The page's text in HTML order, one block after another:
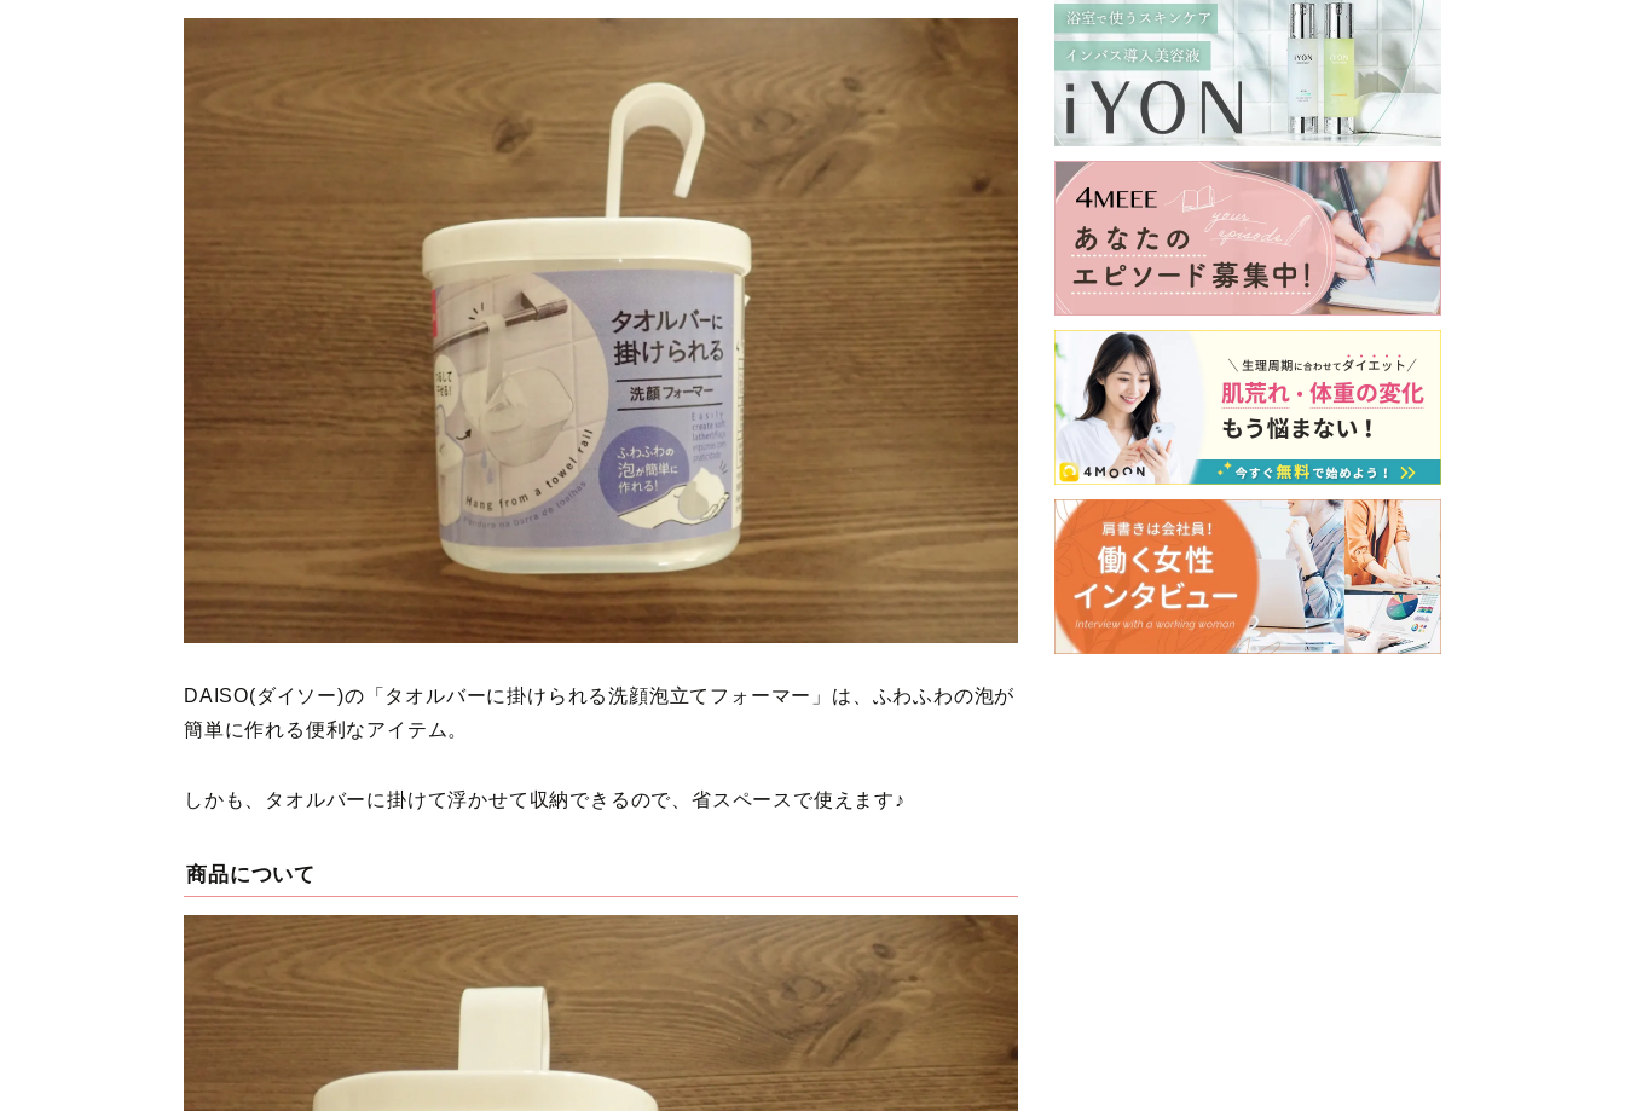
DAISO(ダイソー)の「タオルバーに掛けられる洗顔泡立てフォーマー」は、ふわふわの泡が
簡単に作れる便利なアイテム。
しかも、タオルバーに掛けて浮かせて収納できるので、省スペースで使えます♪
商品について